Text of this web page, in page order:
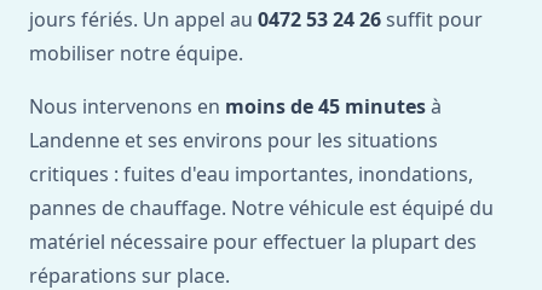
jours fériés. Un appel au 0472 53 24 26 suffit pour
mobiliser notre équipe.
Nous intervenons en moins de 45 minutesà
Landenne et ses environs pour les situations
critiques : fuites d'eau importantes, inondations,
pannes de chauffage. Notre véhicule est équipé du
matériel nécessaire pour effectuer la plupart des
réparations sur place.